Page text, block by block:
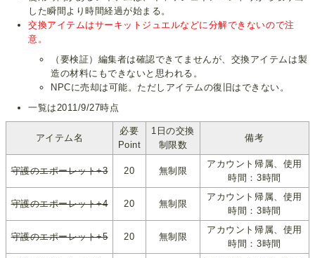
した瞬間より時間経過が始まる。
交換アイテムはサーキットジュエルなどに分解できないので注
意。
（要検証）編集者は確認できてませんが、交換アイテムは製
造の材料にもできないと思われる。
NPCに売却は可能。ただしアイテムの復旧はできない。
一覧は2011/9/27時点
アイテム名
必要
Point
1日の交換
制限数
備考
守護のエポーレット+3 20 無制限
アカウント帰属、使用
時間：3時間
守護のエポーレット+4 20 無制限
アカウント帰属、使用
時間：3時間
守護のエポーレット+5 20 無制限
アカウント帰属、使用
時間：3時間